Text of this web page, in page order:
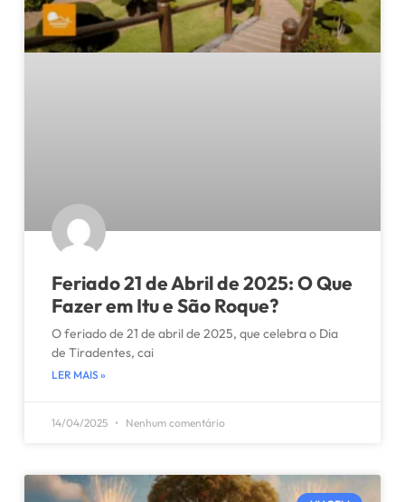
Feriado 21 de Abril de 2025: O Que
Fazer em Itu e São Roque?
O feriado de 21 de abril de 2025, que celebra o Dia
de Tiradentes, cai
LER MAIS »
14/04/2025 Nenhum comentário